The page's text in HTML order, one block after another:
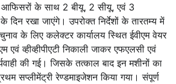
के साथ 2 बीयू, 2 सीयू, एवं 3
के दिन रखा जाएंगे। उपरोक्त निर्देशों के तारतम्य में
के लिए कलेक्टर कार्यालय स्थित ईवीएम वेयर
एवं व्हीव्हीपीएटी निकाली जाकर एफएलसी एवं
की गई। जिसके तत्काल बाद इन मशीनों का
सप्लीमेंट्री रेण्डमाइजेशन किया गया। संपूर्ण